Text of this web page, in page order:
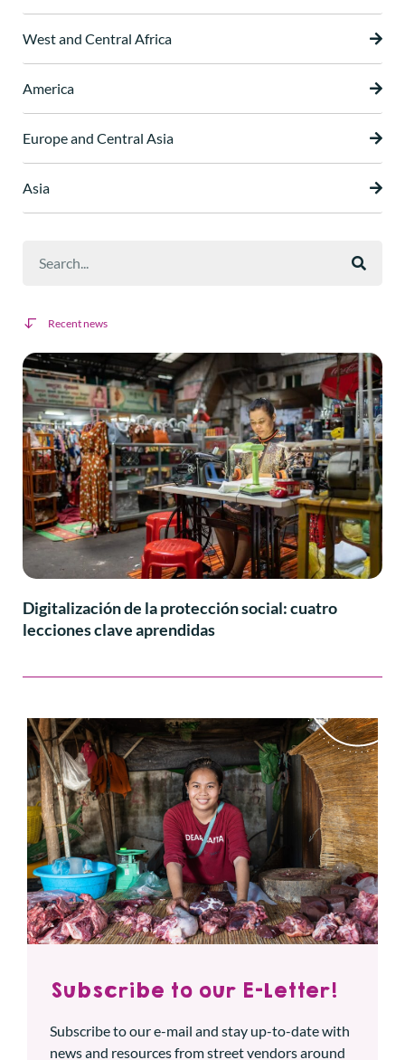
West and Central Africa
America
Europe and Central Asia
Asia
Recent news
Digitalización de la protección social: cuatro
lecciones clave aprendidas
Subscribe to our E-Letter!
Subscribe to our e-mail and stay up-to-date with
news and resources from street vendors around